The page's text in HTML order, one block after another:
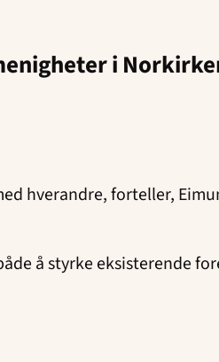
i
hverandre, forteller,
å styrke eksisterende